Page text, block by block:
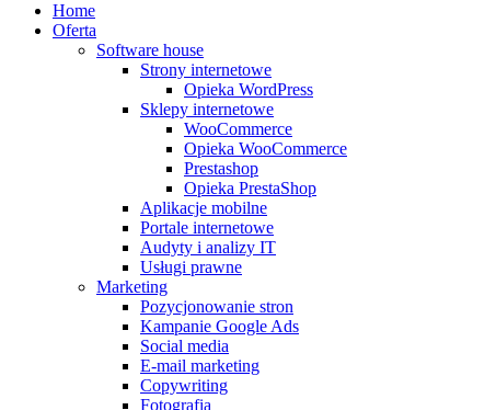
Home
Oferta
Software house
Strony internetowe
Opieka WordPress
Sklepy internetowe
WooCommerce
Opieka WooCommerce
Prestashop
Opieka PrestaShop
Aplikacje mobilne
Portale internetowe
Audyty i analizy IT
Usługi prawne
Marketing
Pozycjonowanie stron
Kampanie Google Ads
Social media
E-mail marketing
Copywriting
Fotografia